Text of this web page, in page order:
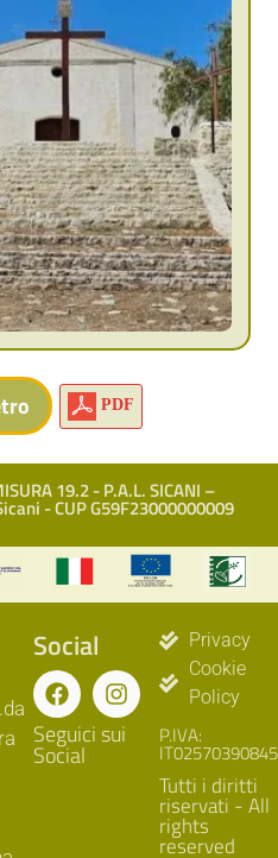
PDF
19.2 - P.A.L. SICANI –
- CUP G59F23000000009
Social
Seguici sui
Social
Privacy
Cookie
Policy
P.IVA:
IT02570390845
Tutti i diritti
riservati - All
rights
reserved